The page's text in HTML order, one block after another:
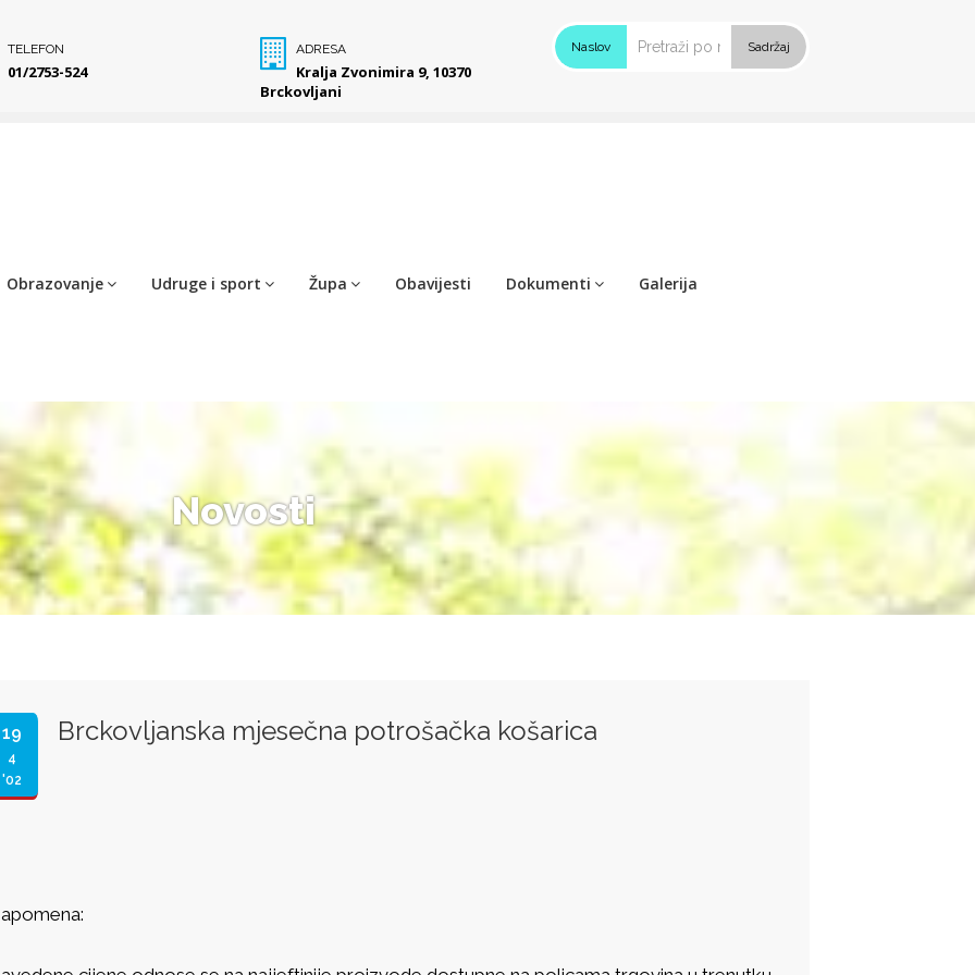
TELEFON
01/2753-524
ADRESA
Kralja Zvonimira 9, 10370
Brckovljani
Naslov Sadržaj
Obrazovanje Udruge i sport Župa Obavijesti Dokumenti Galerija
Novosti
19
4
'02
Brckovljanska mjesečna potrošačka košarica